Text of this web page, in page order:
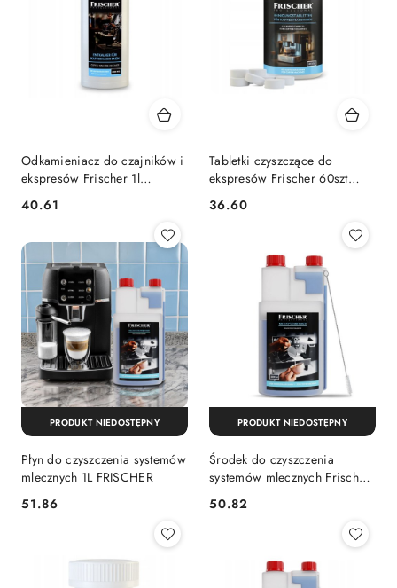
Odkamieniacz do czajników i
ekspresów Frischer 1l
Cena:
40.61
Tabletki czyszczące do
ekspresów Frischer 60szt
Cena:
36.60
Płyn do czyszczenia systemów
mlecznych 1L FRISCHER
Cena:
51.86
PRODUKT NIEDOSTĘPNY
Środek do czyszczenia
systemów mlecznych Frischer
1l + szczoteczka 20cm
Cena:
50.82
PRODUKT NIEDOSTĘPNY